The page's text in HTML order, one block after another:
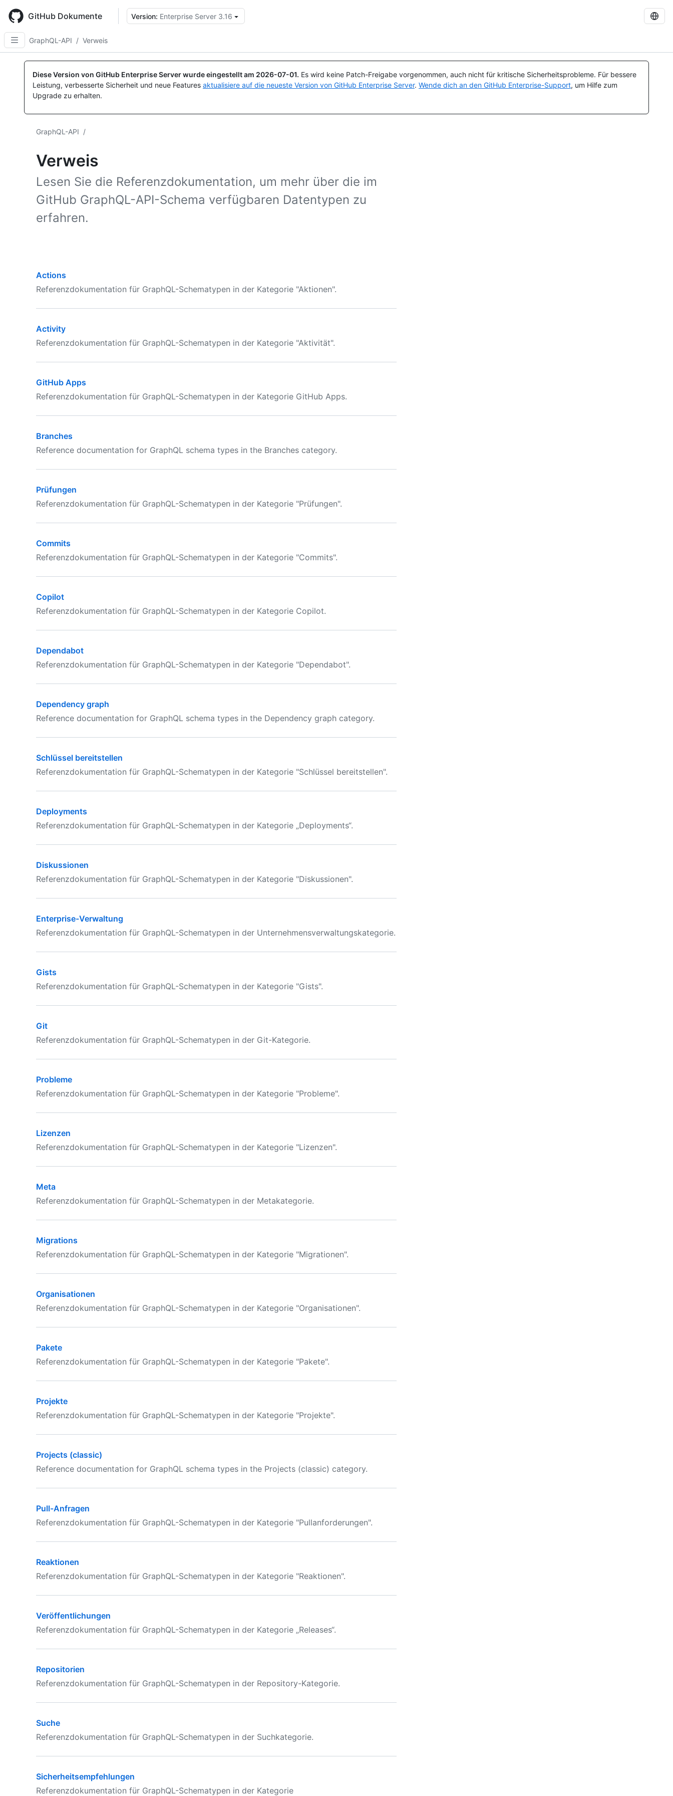
main
content
GitHub Dokumente Version: Enterprise Server 3.16
GraphQL-API / Verweis
Diese Version von GitHub Enterprise Server wurde eingestellt am 2026-07-01. Es wird keine Patch-Freigabe vorgenommen, auch nicht für kritische Sicherheitsprobleme. Für bessere
Leistung, verbesserte Sicherheit und neue Features aktualisiere auf die neueste Version von GitHub Enterprise Server. Wende dich an den GitHub Enterprise-Support, um Hilfe zum
Upgrade zu erhalten.
GraphQL-API /
Verweis
Lesen Sie die Referenzdokumentation, um mehr über die im
GitHub GraphQL-API-Schema verfügbaren Datentypen zu
erfahren.
Actions
Referenzdokumentation für GraphQL-Schematypen in der Kategorie "Aktionen".
Activity
Referenzdokumentation für GraphQL-Schematypen in der Kategorie "Aktivität".
GitHub Apps
Referenzdokumentation für GraphQL-Schematypen in der Kategorie GitHub Apps.
Branches
Reference documentation for GraphQL schema types in the Branches category.
Prüfungen
Referenzdokumentation für GraphQL-Schematypen in der Kategorie "Prüfungen".
Commits
Referenzdokumentation für GraphQL-Schematypen in der Kategorie "Commits".
Copilot
Referenzdokumentation für GraphQL-Schematypen in der Kategorie Copilot.
Dependabot
Referenzdokumentation für GraphQL-Schematypen in der Kategorie "Dependabot".
Dependency graph
Reference documentation for GraphQL schema types in the Dependency graph category.
Schlüssel bereitstellen
Referenzdokumentation für GraphQL-Schematypen in der Kategorie "Schlüssel bereitstellen".
Deployments
Referenzdokumentation für GraphQL-Schematypen in der Kategorie „Deployments“.
Diskussionen
Referenzdokumentation für GraphQL-Schematypen in der Kategorie "Diskussionen".
Enterprise-Verwaltung
Referenzdokumentation für GraphQL-Schematypen in der Unternehmensverwaltungskategorie.
Gists
Referenzdokumentation für GraphQL-Schematypen in der Kategorie "Gists".
Git
Referenzdokumentation für GraphQL-Schematypen in der Git-Kategorie.
Probleme
Referenzdokumentation für GraphQL-Schematypen in der Kategorie "Probleme".
Lizenzen
Referenzdokumentation für GraphQL-Schematypen in der Kategorie "Lizenzen".
Meta
Referenzdokumentation für GraphQL-Schematypen in der Metakategorie.
Migrations
Referenzdokumentation für GraphQL-Schematypen in der Kategorie "Migrationen".
Organisationen
Referenzdokumentation für GraphQL-Schematypen in der Kategorie "Organisationen".
Pakete
Referenzdokumentation für GraphQL-Schematypen in der Kategorie "Pakete".
Projekte
Referenzdokumentation für GraphQL-Schematypen in der Kategorie "Projekte".
Projects (classic)
Reference documentation for GraphQL schema types in the Projects (classic) category.
Pull-Anfragen
Referenzdokumentation für GraphQL-Schematypen in der Kategorie "Pullanforderungen".
Reaktionen
Referenzdokumentation für GraphQL-Schematypen in der Kategorie "Reaktionen".
Veröffentlichungen
Referenzdokumentation für GraphQL-Schematypen in der Kategorie „Releases“.
Repositorien
Referenzdokumentation für GraphQL-Schematypen in der Repository-Kategorie.
Suche
Referenzdokumentation für GraphQL-Schematypen in der Suchkategorie.
Sicherheitsempfehlungen
Referenzdokumentation für GraphQL-Schematypen in der Kategorie